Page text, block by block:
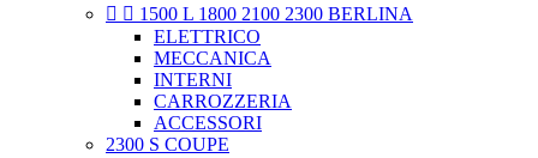
  1500 L 1800 2100 2300 BERLINA
ELETTRICO
MECCANICA
INTERNI
CARROZZERIA
ACCESSORI
2300 S COUPE